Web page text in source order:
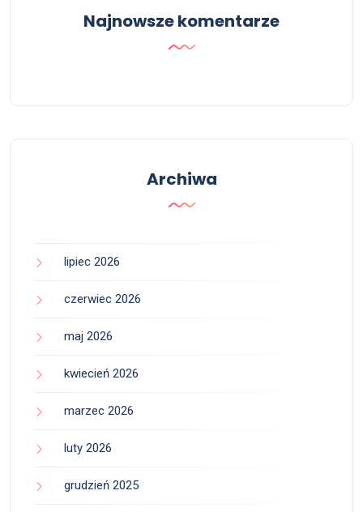
Najnowsze komentarze
Archiwa
lipiec 2026
czerwiec 2026
maj 2026
kwiecień 2026
marzec 2026
luty 2026
grudzień 2025